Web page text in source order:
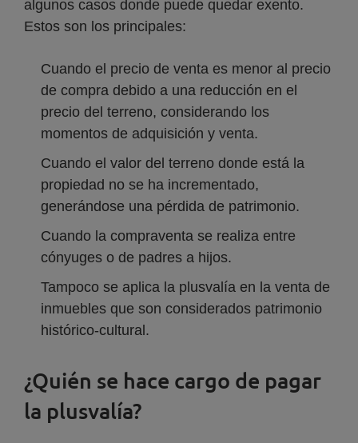
algunos casos donde puede quedar exento.
Estos son los principales:
Cuando el precio de venta es menor al precio
de compra debido a una reducción en el
precio del terreno, considerando los
momentos de adquisición y venta.
Cuando el valor del terreno donde está la
propiedad no se ha incrementado,
generándose una pérdida de patrimonio.
Cuando la compraventa se realiza entre
cónyuges o de padres a hijos.
Tampoco se aplica la plusvalía en la venta de
inmuebles que son considerados patrimonio
histórico-cultural.
¿Quién se hace cargo de pagar
la plusvalía?